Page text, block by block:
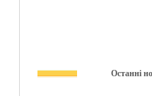
Останні